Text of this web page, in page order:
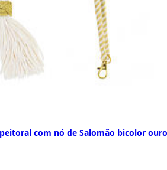
com nó de Salomão bicolor